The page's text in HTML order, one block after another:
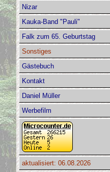
Nizar
Kauka-Band "Pauli"
Falk zum 65. Geburtstag
Sonstiges
Gästebuch
Kontakt
Daniel Müller
Werbefilm
aktualisiert: 06.08.2026